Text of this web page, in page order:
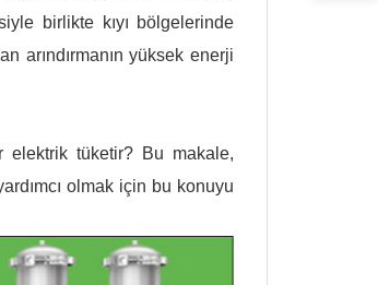
birlikte kıyı bölgelerinde
arındırmanın yüksek enerji
elektrik tüketir? Bu makale,
olmak için bu konuyu